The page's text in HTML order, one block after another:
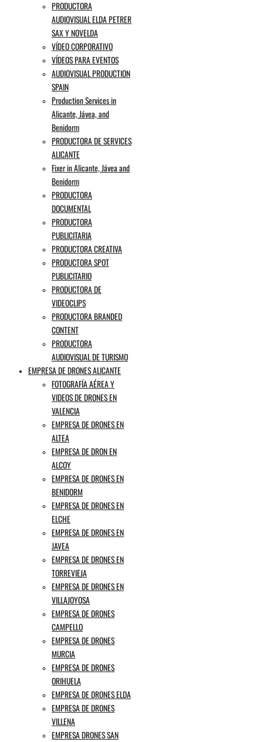
PRODUCTORA
AUDIOVISUAL ELDA PETRER
SAX Y NOVELDA
VÍDEO CORPORATIVO
VÍDEOS PARA EVENTOS
AUDIOVISUAL PRODUCTION
SPAIN
Production Services in
Alicante, Jávea, and
Benidorm
PRODUCTORA DE SERVICES
ALICANTE
Fixer in Alicante, Jávea and
Benidorm
PRODUCTORA
DOCUMENTAL
PRODUCTORA
PUBLICITARIA
PRODUCTORA CREATIVA
PRODUCTORA SPOT
PUBLICITARIO
PRODUCTORA DE
VIDEOCLIPS
PRODUCTORA BRANDED
CONTENT
PRODUCTORA
AUDIOVISUAL DE TURISMO
EMPRESA DE DRONES ALICANTE
FOTOGRAFÍA AÉREA Y
VIDEOS DE DRONES EN
VALENCIA
EMPRESA DE DRONES EN
ALTEA
EMPRESA DE DRON EN
ALCOY
EMPRESA DE DRONES EN
BENIDORM
EMPRESA DE DRONES EN
ELCHE
EMPRESA DE DRONES EN
JAVEA
EMPRESA DE DRONES EN
TORREVIEJA
EMPRESA DE DRONES EN
VILLAJOYOSA
EMPRESA DE DRONES
CAMPELLO
EMPRESA DE DRONES
MURCIA
EMPRESA DE DRONES
ORIHUELA
EMPRESA DE DRONES ELDA
EMPRESA DE DRONES
VILLENA
EMPRESA DRONES SAN